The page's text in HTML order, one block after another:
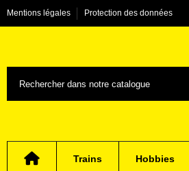
Mentions légales Protection des données
Trains Hobbies